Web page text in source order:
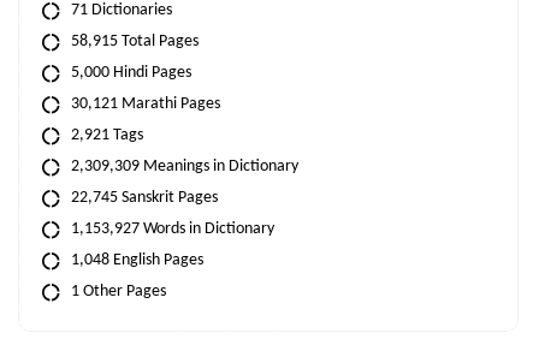
71 Dictionaries
58,915 Total Pages
5,000 Hindi Pages
30,121 Marathi Pages
2,921 Tags
2,309,309 Meanings in Dictionary
22,745 Sanskrit Pages
1,153,927 Words in Dictionary
1,048 English Pages
1 Other Pages